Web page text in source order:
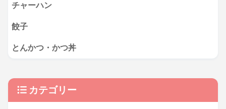
チャーハン
餃子
とんかつ・かつ丼
カテゴリー